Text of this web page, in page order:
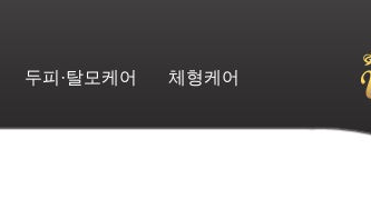
두피·탈모케어 체형케어